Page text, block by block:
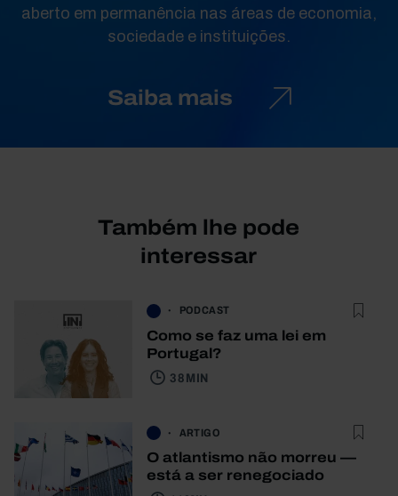
aberto em permanência nas áreas de economia,
sociedade e instituições.
Saiba mais
Também lhe pode
interessar
PODCAST
Como se faz uma lei em
Portugal?
38 MIN
ARTIGO
O atlantismo não morreu —
está a ser renegociado